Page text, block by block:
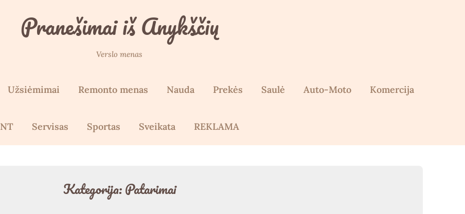
Pranešimai iš Anykščių
Verslo menas
Užsiėmimai Remonto menas Nauda Prekės Saulė Auto-Moto Komercija
NT Servisas Sportas Sveikata REKLAMA
Kategorija:Patarimai